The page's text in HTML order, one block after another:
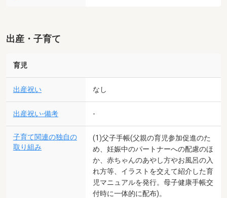
出産・子育て
育児
出産祝い なし
出産祝い-備考 -
子育て関連の独自の
取り組み
(1)父子手帳(父親の育児参加促進のた
め、妊娠中のパートナーへの配慮のほ
か、赤ちゃんのあやし方やお風呂の入
れ方等、イラストを交えて紹介した育
児マニュアルを発行。母子健康手帳交
付時に一体的に配布)。